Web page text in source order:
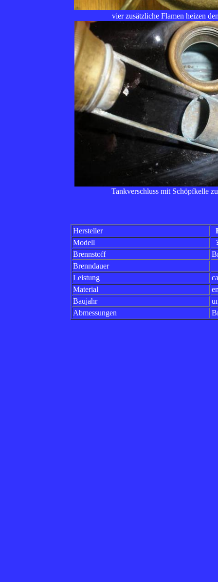
vier zusätzliche Flamen heizen
Tankverschluss mit Schöpfkelle
Hersteller
Modell
Brennstoff
Brenndauer
Leistung
Material
Baujahr
Abmessungen